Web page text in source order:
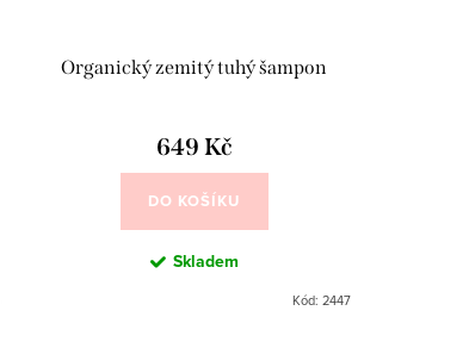
Organický zemitý tuhý šampon
649 Kč
DO KOŠÍKU
Skladem
Kód: 2447